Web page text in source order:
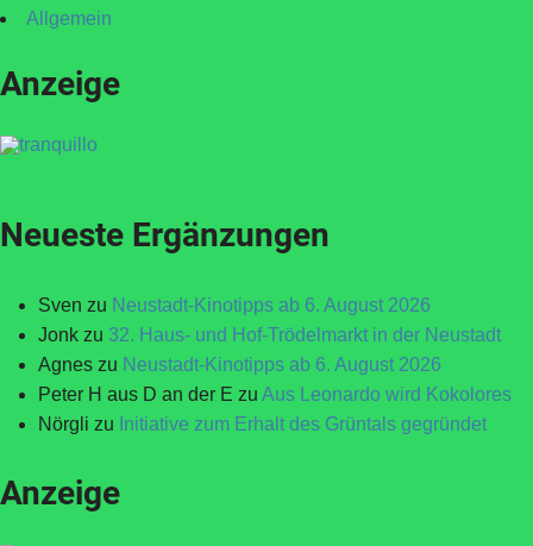
Allgemein
Anzeige
Neueste Ergänzungen
Sven zu Neustadt-Kinotipps ab 6. August 2026
Jonk zu 32. Haus- und Hof-Trödelmarkt in der Neustadt
Agnes zu Neustadt-Kinotipps ab 6. August 2026
Peter H aus D an der E zu Aus Leonardo wird Kokolores
Nörgli zu Initiative zum Erhalt des Grüntals gegründet
Anzeige